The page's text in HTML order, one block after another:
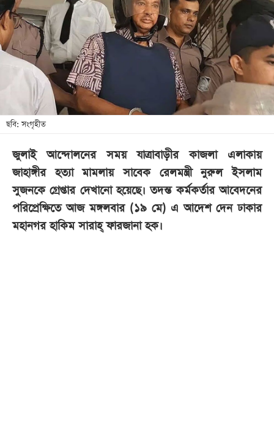
খেলা
বিনোদন
লাইফ
স্টাইল
শিক্ষা
তথ্যপ্রযুক্তি
বিভাগ
ছবি
ভিডিও
ছবি: সংগৃহীত
জুলাই আন্দোলনের সময় যাত্রাবাড়ীর কাজলা এলাকায়
জাহাঙ্গীর হত্যা মামলায় সাবেক রেলমন্ত্রী নুরুল ইসলাম
সুজনকে গ্রেপ্তার দেখানো হয়েছে। তদন্ত কর্মকর্তার আবেদনের
পরিপ্রেক্ষিতে আজ মঙ্গলবার (১৯ মে) এ আদেশ দেন ঢাকার
মহানগর হাকিম সারাহ্ ফারজানা হক।